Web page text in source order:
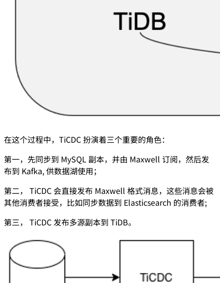
在这个过程中，TiCDC 扮演着三个重要的角色：
第一，先同步到 MySQL 副本，并由 Maxwell 订阅，然后发
布到 Kafka, 供数据湖使用；
第二， TiCDC 会直接发布 Maxwell 格式消息，这些消息会被
其他消费者接受，比如同步数据到 Elasticsearch 的消费者;
第三， TiCDC 发布多源副本到 TiDB。